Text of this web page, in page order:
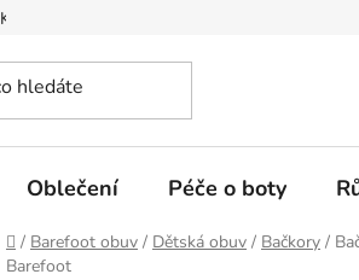
Kontakty na prodejny
Oblečení Péče o boty
Domů
/ Barefoot obuv / Dětská obuv / Bačkory /
Barefoot